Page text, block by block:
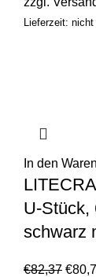
Lieferzeit: nicht
In den
U-Stück,
schwarz
€82,37 €